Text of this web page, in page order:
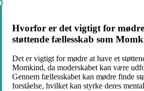
Hvorfor er det vigtigt for
støttende fællesskab som
Det er vigtigt for mødre at have et
Momkind, da moderskabet kan være
Gennem fællesskabet kan mødre finde
forståelse, hvilket kan styrke deres